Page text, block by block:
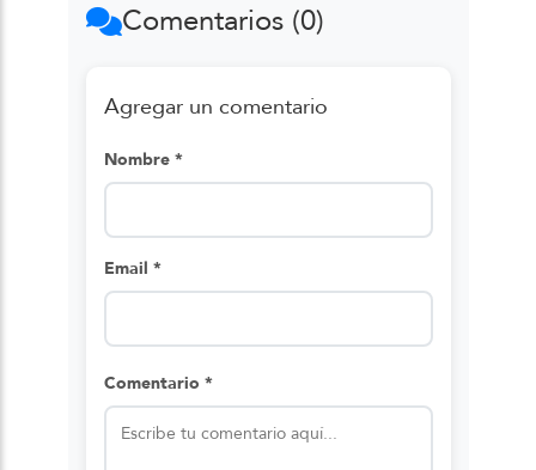
Comentarios (0)
Agregar un comentario
Nombre *
Email *
Comentario *